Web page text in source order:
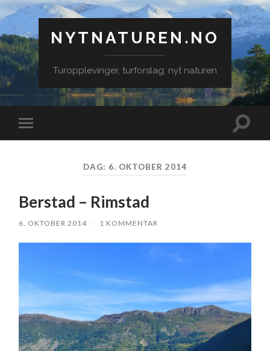
NYTNATUREN.NO
Turopplevinger, turforslag, nyt naturen
Veksle
mobilmeny
Veksle
DAG: 6. OKTOBER 2014
Berstad – Rimstad
6. OKTOBER 2014 / 1 KOMMENTAR